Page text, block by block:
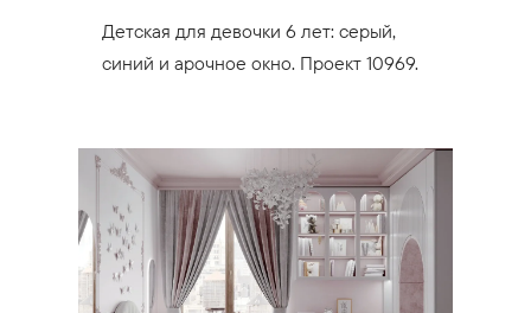
Детская для девочки 6 лет: серый,
синий и арочное окно. Проект 10969.